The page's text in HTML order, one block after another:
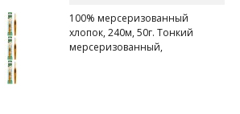
100% мерсеризованный
хлопок, 240м, 50г. Тонкий
мерсеризованный,